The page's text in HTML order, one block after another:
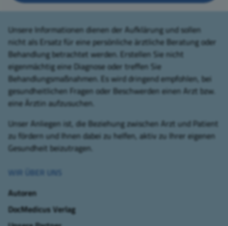
Unsere Informationen dienen der Aufklärung und sollen
nicht als Ersatz für eine persönliche ärztliche Beratung oder
Behandlung betrachtet werden. Erstellen Sie nicht
eigenmächtig eine Diagnose oder treffen Sie
Behandlungsmaßnahmen. Es wird dringend empfohlen, bei
gesundheitlichen Fragen oder Beschwerden einen Arzt bzw.
eine Ärztin aufzusuchen.
Unser Anliegen ist, die Beziehung zwischen Arzt und Patient
zu fördern und Ihnen dabei zu helfen, aktiv zu Ihrer eigenen
Gesundheit beizutragen.
WIR ÜBER UNS
Autoren
DocMedicus Verlag